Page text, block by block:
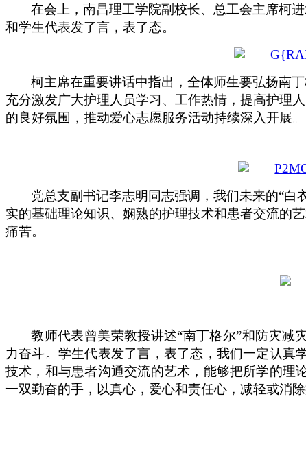
在会上，南昌理工学院副校长、总工会主席柯
和学生代表发了言，表了态。
柯主席在重要讲话中指出，全体师生要弘扬南
充分激发广大护理人员学习、工作热情，提高护理
的良好氛围，推动爱心志愿服务活动持续深入开展。
党总支副书记李志明同志强调，我们未来的“白
实的基础理论知识、娴熟的护理技术和患者交流的
痛苦。
教师代表曾美荣教授讲述“南丁格尔”和防灾减
力奋斗。学生代表发了言，表了态，我们一定认真
技术，和与患者沟通交流的艺术，能够把所学的理
一双勤奋的手，以真心，爱心和责任心，减轻或消